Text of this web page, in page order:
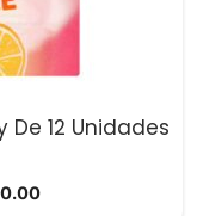
De 12 Unidades
El